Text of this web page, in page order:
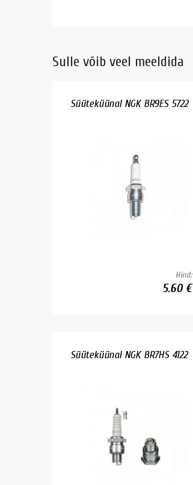
Sulle võib veel meeldida
Süüteküünal NGK BR9ES 5722
Hind:
5.60 €
Süüteküünal NGK BR7HS 4122